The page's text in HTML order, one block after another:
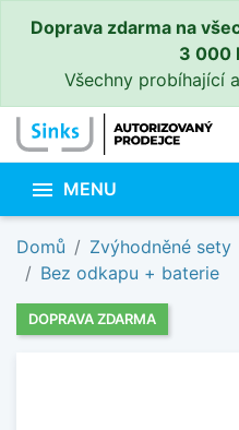
Doprava zdarma na
3 000
Všechny probíhající
 MENU
Domů Zvýhodněné sety
Bez odkapu + baterie
DOPRAVA ZDARMA